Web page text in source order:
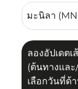
ลองอัปเดต
(ต้นทางแล
เลือกวันที่ด้